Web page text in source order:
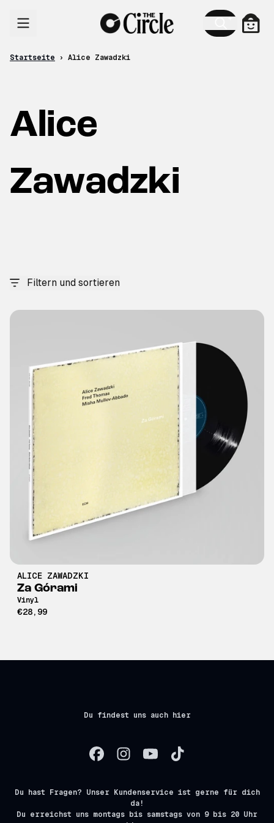
Startseite › Alice Zawadzki
Alice
Zawadzki
Filtern und sortieren
ALICE ZAWADZKI
Za Górami
Vinyl
€28,99
Du findest uns auch hier
Du hast Fragen? Unser Kundenservice ist gerne für dich
da!
Du erreichst uns montags bis samstags von 9 bis 20 Uhr